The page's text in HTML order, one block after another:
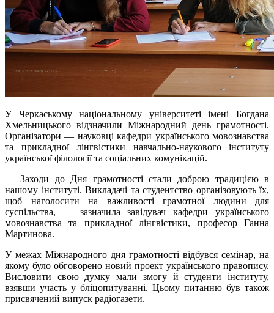
У Черкаському національному університеті імені Богдана
Хмельницького відзначили Міжнародний день грамотності.
Організатори — науковці кафедри українського мовознавства
та прикладної лінгвістики навчально-наукового інституту
української філології та соціальних комунікацій.
— Заходи до Дня грамотності стали доброю традицією в
нашому інституті. Викладачі та студентство організовують їх,
щоб наголосити на важливості грамотної людини для
суспільства, — зазначила завідувач кафедри українського
мовознавства та прикладної лінгвістики, професор Ганна
Мартинова.
У межах Міжнародного дня грамотності відбувся семінар, на
якому було обговорено новий проект українського правопису.
Висловити свою думку мали змогу й студенти інституту,
взявши участь у бліцопитуванні. Цьому питанню був також
присвячений випуск радіогазети.